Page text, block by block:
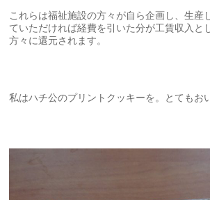
これらは福祉施設の方々が自ら企画し、生産
ていただければ経費を引いた分が工賃収入と
方々に還元されます。
私はハチ公のプリントクッキーを。とてもお